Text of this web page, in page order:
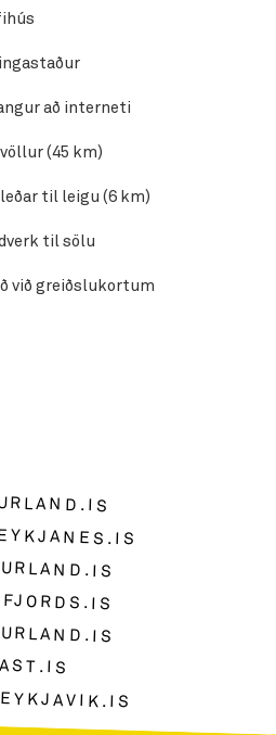
að interneti
(45 km)
til leigu (6 km)
til sölu
við greiðslukortum